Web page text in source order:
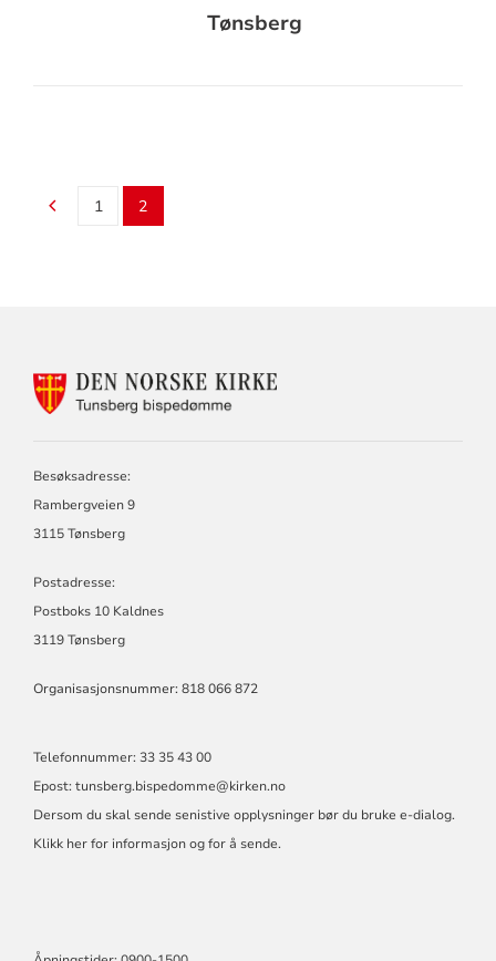
Tønsberg
1 2
KONTAKTINFORMASJON
Besøksadresse:
Rambergveien 9
3115 Tønsberg
Postadresse:
Postboks 10 Kaldnes
3119 Tønsberg
Organisasjonsnummer: 818 066 872
Telefonnummer: 33 35 43 00
Epost: tunsberg.bispedomme@kirken.no
Dersom du skal sende senistive opplysninger bør du bruke e-dialog.
Klikk her for informasjon og for å sende.